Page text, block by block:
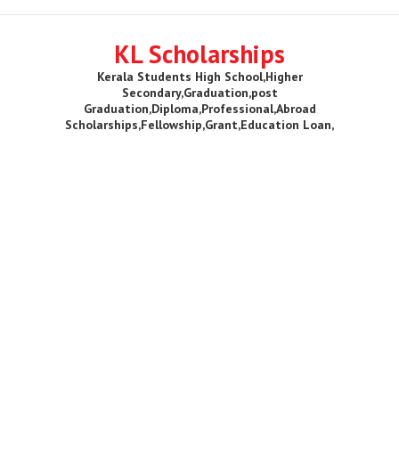
KL Scholarships
Kerala Students High School,Higher
Secondary,Graduation,post
Graduation,Diploma,Professional,Abroad
Scholarships,Fellowship,Grant,Education Loan,